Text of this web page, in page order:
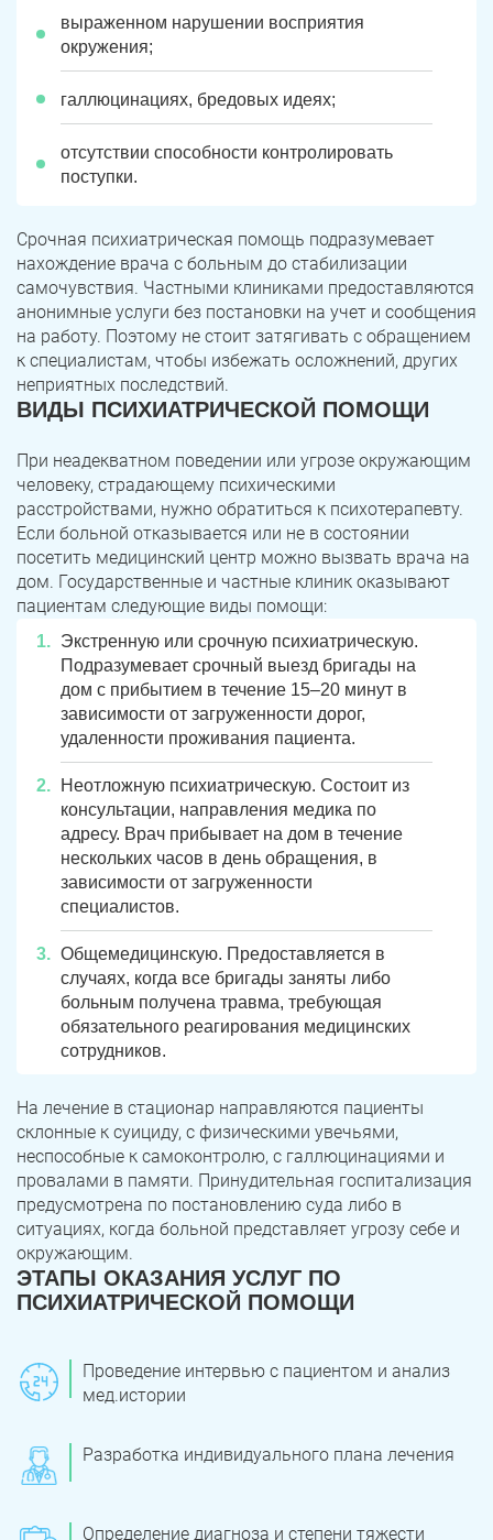
выраженном нарушении восприятия
окружения;
галлюцинациях, бредовых идеях;
отсутствии способности контролировать
поступки.
Срочная психиатрическая помощь подразумевает
нахождение врача с больным до стабилизации
самочувствия. Частными клиниками предоставляются
анонимные услуги без постановки на учет и сообщения
на работу. Поэтому не стоит затягивать с обращением
к специалистам, чтобы избежать осложнений, других
неприятных последствий.
ВИДЫ ПСИХИАТРИЧЕСКОЙ ПОМОЩИ
При неадекватном поведении или угрозе окружающим
человеку, страдающему психическими
расстройствами, нужно обратиться к психотерапевту.
Если больной отказывается или не в состоянии
посетить медицинский центр можно вызвать врача на
дом. Государственные и частные клиник оказывают
пациентам следующие виды помощи:
Экстренную или срочную психиатрическую.
Подразумевает срочный выезд бригады на
дом с прибытием в течение 15–20 минут в
зависимости от загруженности дорог,
удаленности проживания пациента.
Неотложную психиатрическую. Состоит из
консультации, направления медика по
адресу. Врач прибывает на дом в течение
нескольких часов в день обращения, в
зависимости от загруженности
специалистов.
Общемедицинскую. Предоставляется в
случаях, когда все бригады заняты либо
больным получена травма, требующая
обязательного реагирования медицинских
сотрудников.
На лечение в стационар направляются пациенты
склонные к суициду, с физическими увечьями,
неспособные к самоконтролю, с галлюцинациями и
провалами в памяти. Принудительная госпитализация
предусмотрена по постановлению суда либо в
ситуациях, когда больной представляет угрозу себе и
окружающим.
ЭТАПЫ ОКАЗАНИЯ УСЛУГ ПО
ПСИХИАТРИЧЕСКОЙ ПОМОЩИ
Проведение интервью с пациентом и анализ
мед.истории
Разработка индивидуального плана лечения
Определение диагноза и степени тяжести
ПОЛУЧИТЬ ПОМОЩЬ
ПОЛУЧИТЬ ПОМОЩЬ
Челябинск
Красногорский Нязепетровск
ПОЛУЧИТЬ ПОМОЩЬ